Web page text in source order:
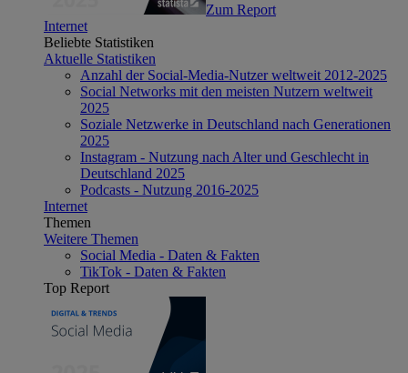
Zum Report
Internet
Beliebte Statistiken
Aktuelle Statistiken
Anzahl der Social-Media-Nutzer weltweit 2012-2025
Social Networks mit den meisten Nutzern weltweit
2025
Soziale Netzwerke in Deutschland nach Generationen
2025
Instagram - Nutzung nach Alter und Geschlecht in
Deutschland 2025
Podcasts - Nutzung 2016-2025
Internet
Themen
Weitere Themen
Social Media - Daten & Fakten
TikTok - Daten & Fakten
Top Report